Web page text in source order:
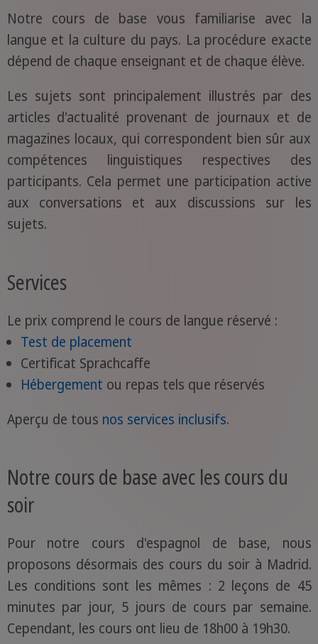
Notre cours de base vous familiarise avec la
langue et la culture du pays. La procédure exacte
dépend de chaque enseignant et de chaque élève.
Les sujets sont principalement illustrés par des
articles d'actualité provenant de journaux et de
magazines locaux, qui correspondent bien sûr aux
compétences linguistiques respectives des
participants. Cela permet une participation active
aux conversations et aux discussions sur les
sujets.
Services
Le prix comprend le cours de langue réservé :
Test de placement
Certificat Sprachcaffe
Hébergement ou repas tels que réservés
Aperçu de tous nos services inclusifs.
Notre cours de base avec les cours du
soir
Pour notre cours d'espagnol de base, nous
proposons désormais des cours du soir à Madrid.
Les conditions sont les mêmes : 2 leçons de 45
minutes par jour, 5 jours de cours par semaine.
Cependant, les cours ont lieu de 18h00 à 19h30.